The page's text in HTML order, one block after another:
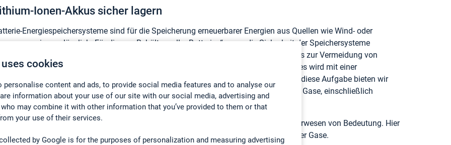
cookies
personalise content and ads, to provide social media features and to analyse our
information about your use of our site with our social media, advertising and
may combine it with other information that you’ve provided to them or that
your use of their services.
by Google is for the purposes of personalization and measuring advertising
Ionen-Akkus sicher lagern
Energiespeichersysteme sind für die Speicherung erneuerbarer Energien aus Quellen wie Wind- oder
unerlässlich. Für diesen „Behälter voller Batterien“ muss die Sicherheit der Speichersysteme
werden. Die britische Richtlinie NFAP 855 schreibt beispielsweise vor, dass zur Vermeidung von
eine frühzeitige und kontinuierliche Gasdetektion notwendig ist. Dies wird mit einer
Überwachung potenzieller Gase in den Lüftungssystemen erreicht. Für diese Aufgabe bieten wir
kontinuierliches Emissionsüberwachungssystem CEMS II
an. Es kann bis zu 50 Gase, einschließlich
kontinuierlich identifizieren und messen.
Gasdetektion im Zusammenhang mit Batterien ist auch in der Logistik und im Lagerwesen von Bedeutung. Hier
sich das tragbare GT6000 Mobilis als Lösung zur Messung potenziell gefährlicher Gase.